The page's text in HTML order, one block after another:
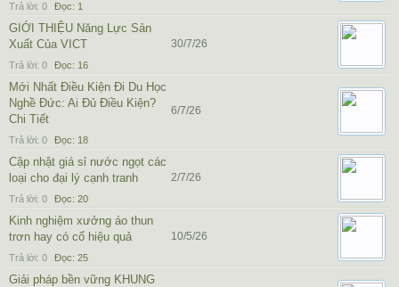
Trả lời: 0 Đọc: 1
GIỚI THIỆU Năng Lực Sản
Xuất Của VICT
Trả lời: 0 Đọc: 16
30/7/26
Mới Nhất Điều Kiện Đi Du Học
Nghề Đức: Ai Đủ Điều Kiện?
Chi Tiết
Trả lời: 0 Đọc: 18
6/7/26
Cập nhật giá sỉ nước ngọt các
loại cho đại lý cạnh tranh
Trả lời: 0 Đọc: 20
2/7/26
Kinh nghiệm xưởng áo thun
trơn hay có cổ hiệu quả
Trả lời: 0 Đọc: 25
10/5/26
Giải pháp bền vững KHUNG